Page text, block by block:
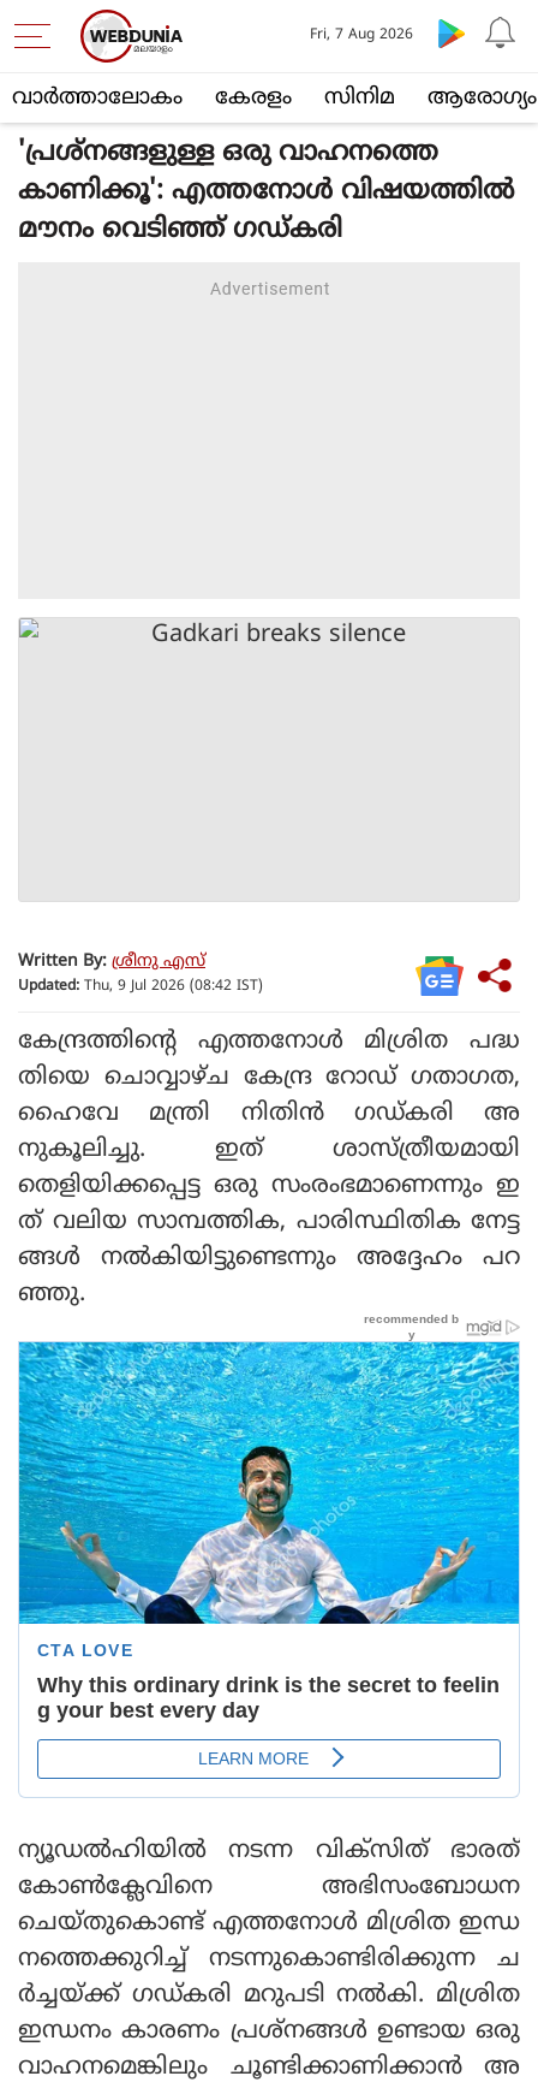
വാര്‍ത്താലോകം കേരളം സിനിമ ആരോഗ്യം
Fri, 7 Aug 2026
'പ്രശ്‌നങ്ങളുള്ള ഒരു വാഹനത്തെ
കാണിക്കൂ': എത്തനോള്‍ വിഷയത്തില്‍
മൗനം വെടിഞ്ഞ് ഗഡ്കരി
Written By: ശ്രീനു എസ്
Updated: Thu, 9 Jul 2026 (08:42 IST)
കേന്ദ്രത്തിന്റെ എത്തനോള്‍ മിശ്രിത പദ്ധ
തിയെ ചൊവ്വാഴ്ച കേന്ദ്ര റോഡ് ഗതാഗത,
ഹൈവേ മന്ത്രി നിതിന്‍ ഗഡ്കരി അ
നുകൂലിച്ചു. ഇത് ശാസ്ത്രീയമായി
തെളിയിക്കപ്പെട്ട ഒരു സംരംഭമാണെന്നും ഇ
ത് വലിയ സാമ്പത്തിക, പാരിസ്ഥിതിക നേട്ട
ങ്ങള്‍ നല്‍കിയിട്ടുണ്ടെന്നും അദ്ദേഹം പറ
ഞ്ഞു.
ന്യൂഡല്‍ഹിയില്‍ നടന്ന വിക്‌സിത് ഭാരത്
കോണ്‍ക്ലേവിനെ അഭിസംബോധന
ചെയ്തുകൊണ്ട് എത്തനോള്‍ മിശ്രിത ഇന്ധ
നത്തെക്കുറിച്ച് നടന്നുകൊണ്ടിരിക്കുന്ന ച
ര്‍ച്ചയ്ക്ക് ഗഡ്കരി മറുപടി നല്‍കി. മിശ്രിത
ഇന്ധനം കാരണം പ്രശ്നങ്ങള്‍ ഉണ്ടായ ഒരു
വാഹനമെങ്കിലും ചൂണ്ടിക്കാണിക്കാന്‍ അ